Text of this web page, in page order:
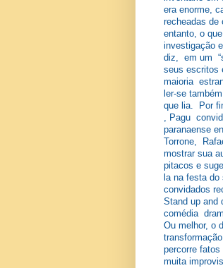
era enorme,
recheadas
entanto, o
investigação
diz, em um
seus escritos
maioria
ler-se
que lia. Por
, Pagu
paranaense
Torrone,
mostrar sua
pitacos e
la na festa
convidados
Stand up and
comédia
Ou melhor, o
percorre
muita